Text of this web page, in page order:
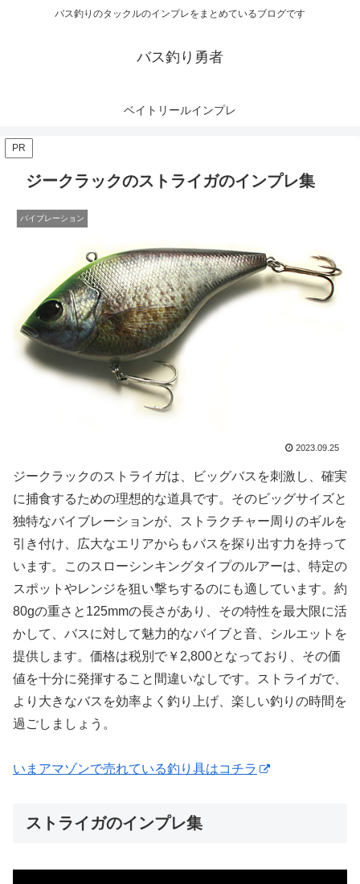
バス釣りのタックルのインプレをまとめているブログです
バス釣り勇者
ベイトリールインプレ
PR
ジークラックのストライガのインプレ集
バイブレーション
2023.09.25
ジークラックのストライガは、ビッグバスを刺激し、確実
に捕食するための理想的な道具です。そのビッグサイズと
独特なバイブレーションが、ストラクチャー周りのギルを
引き付け、広大なエリアからもバスを探り出す力を持って
います。このスローシンキングタイプのルアーは、特定の
スポットやレンジを狙い撃ちするのにも適しています。約
80gの重さと125mmの長さがあり、その特性を最大限に活
かして、バスに対して魅力的なバイブと音、シルエットを
提供します。価格は税別で￥2,800となっており、その価
値を十分に発揮すること間違いなしです。ストライガで、
より大きなバスを効率よく釣り上げ、楽しい釣りの時間を
過ごしましょう。
いまアマゾンで売れている釣り具はコチラ
ストライガのインプレ集